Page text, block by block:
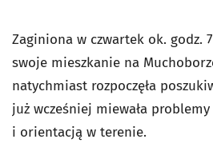
Zaginiona w czwartek ok. godz.
swoje mieszkanie na
natychmiast rozpoczęła
już wcześniej miewała
i orientacją w terenie.